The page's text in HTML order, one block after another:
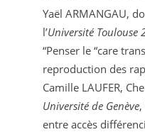
Yaël ARMANGAU,
l’Université Toulouse
“Penser le “care
reproduction des
Camille LAUFER,
Université de Genève,
entre accès